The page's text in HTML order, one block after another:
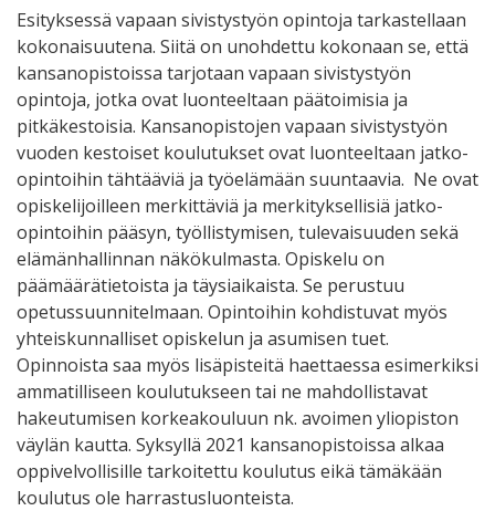
Esityksessä vapaan sivistystyön opintoja tarkastellaan
kokonaisuutena. Siitä on unohdettu kokonaan se, että
kansanopistoissa tarjotaan vapaan sivistystyön
opintoja, jotka ovat luonteeltaan päätoimisia ja
pitkäkestoisia. Kansanopistojen vapaan sivistystyön
vuoden kestoiset koulutukset ovat luonteeltaan jatko-
opintoihin tähtääviä ja työelämään suuntaavia. Ne ovat
opiskelijoilleen merkittäviä ja merkityksellisiä jatko-
opintoihin pääsyn, työllistymisen, tulevaisuuden sekä
elämänhallinnan näkökulmasta. Opiskelu on
päämäärätietoista ja täysiaikaista. Se perustuu
opetussuunnitelmaan. Opintoihin kohdistuvat myös
yhteiskunnalliset opiskelun ja asumisen tuet.
Opinnoista saa myös lisäpisteitä haettaessa esimerkiksi
ammatilliseen koulutukseen tai ne mahdollistavat
hakeutumisen korkeakouluun nk. avoimen yliopiston
väylän kautta. Syksyllä 2021 kansanopistoissa alkaa
oppivelvollisille tarkoitettu koulutus eikä tämäkään
koulutus ole harrastusluonteista.